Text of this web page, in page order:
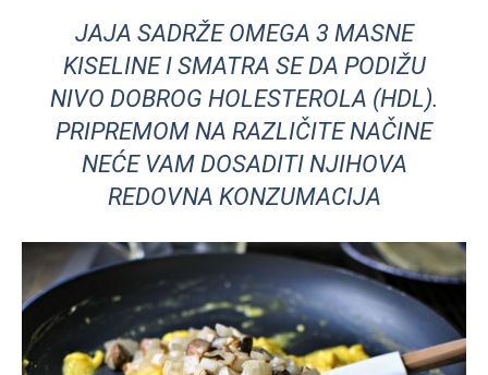
JAJA SADRŽE OMEGA 3 MASNE
KISELINE I SMATRA SE DA PODIŽU
NIVO DOBROG HOLESTEROLA (HDL).
PRIPREMOM NA RAZLIČITE NAČINE
NEĆE VAM DOSADITI NJIHOVA
REDOVNA KONZUMACIJA